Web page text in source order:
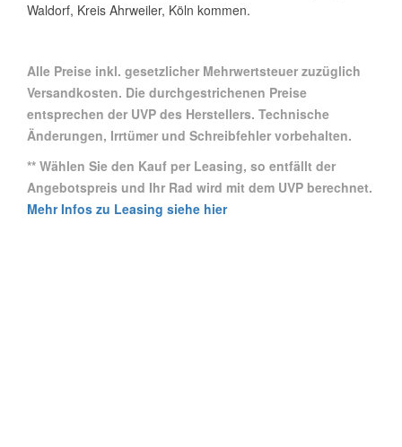
Waldorf, Kreis Ahrweiler, Köln kommen.
Alle Preise inkl. gesetzlicher Mehrwertsteuer zuzüglich
Versandkosten. Die durchgestrichenen Preise
entsprechen der UVP des Herstellers. Technische
Änderungen, Irrtümer und Schreibfehler vorbehalten.
** Wählen Sie den Kauf per Leasing, so entfällt der
Angebotspreis und Ihr Rad wird mit dem UVP berechnet.
Mehr Infos zu Leasing siehe hier